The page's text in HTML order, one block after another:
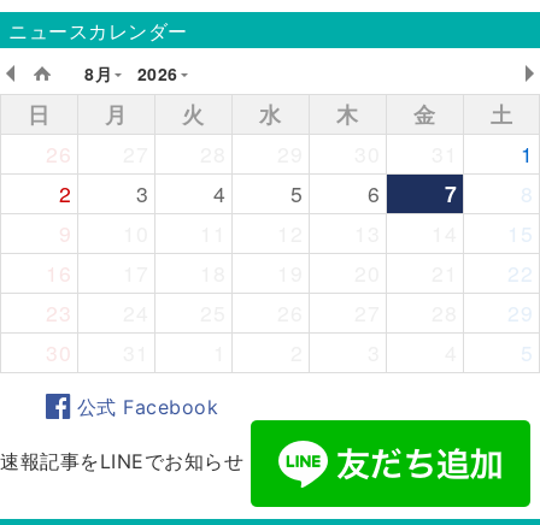
ニュースカレンダー
8月
2026
日 月 火 水 木 金
土
26
1
2
3 4 5 6 7
8
9
15
16
22
23
29
30
5
公式 Facebook
速報記事をLINEでお知らせ